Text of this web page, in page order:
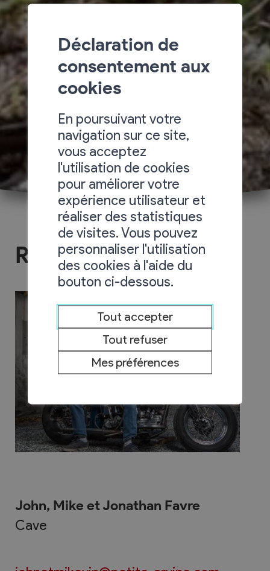
René Favre et Fils
John, Mike et Jonathan Favre
Cave
Déclaration de
consentement aux
cookies
En poursuivant votre
navigation sur ce site,
vous acceptez
l'utilisation de cookies
pour améliorer votre
expérience utilisateur et
réaliser des statistiques
de visites. Vous pouvez
personnaliser l'utilisation
des cookies à l'aide du
bouton ci-dessous.
Tout accepter
Tout refuser
Mes préférences